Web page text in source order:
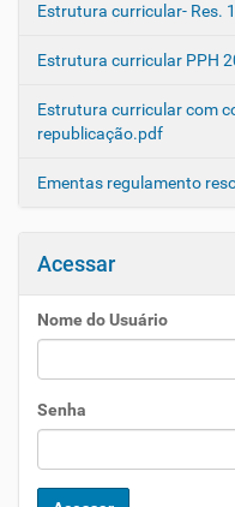
Estrutura curricular- Res.
Estrutura curricular PPH
Estrutura curricular com
republicação.pdf
Ementas regulamento
Acessar
Nome do Usuário
Senha